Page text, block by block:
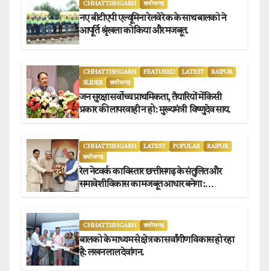
CHHATTISHGARH छत्तीसगढ़
नए बीटीएपी एल्यूमिना रेलवे रेक के साथ बालको ने
आपूर्ति श्रृंखला को किया और मजबूत.
CHHATTISHGARH FEATURED LATEST
RAIPUR
SLIDER
छत्तीसगढ़
जन सुरक्षा सर्वोच्च प्राथमिकता, तैयारियों में किसी
प्रकार की लापरवाही न हो : मुख्यमंत्री विष्णुदेव साय.
CHHATTISHGARH LATEST POPULAR
RAIPUR
छत्तीसगढ़
रेल नेटवर्क का विस्तार छत्तीसगढ़ के संतुलित और
समावेशी विकास का मजबूत आधार बनेगा :
CHHATTISHGARH छत्तीसगढ़
बालको के माध्यम से क्षेत्र का सर्वांगीण विकास हो रहा
है: लखन लाल देवांगन.